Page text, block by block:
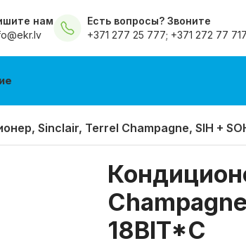
нам
Есть вопросы? Звоните
+371 277 25 777; +371 272 77 717
Sinclair, Terrel Champagne, SIH +
18BIT*C